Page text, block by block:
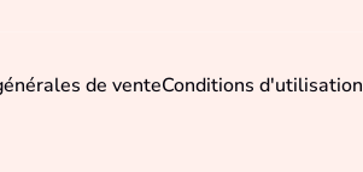
de venteConditions d'utilisation